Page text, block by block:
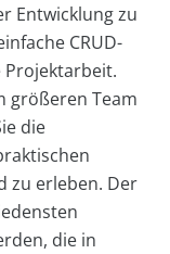
Entwicklung zu
CRUD-
größeren Team
die
zu erleben. Der
die in